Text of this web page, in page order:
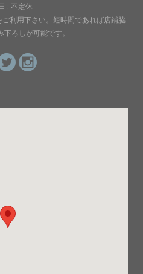
: 不定休
利用下さい。短時間であれば店鋪脇
ろしが可能です。